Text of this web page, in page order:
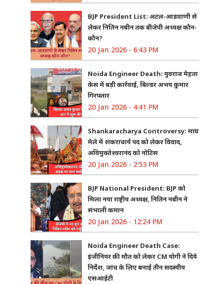
BJP President List: अटल-आडवाणी से
लेकर नितिन नबीन तक बीजेपी अध्यक्ष कौन-
कौन?
20 Jan 2026 - 6:43 PM
Noida Engineer Death: युवराज मेहता
केस में बड़ी कार्रवाई, बिल्डर अभय कुमार
गिरफ्तार
20 Jan 2026 - 4:41 PM
Shankaracharya Controversy: माघ
मेले में शंकराचार्य पद को लेकर विवाद,
अविमुक्तेश्वरानंद को नोटिस
20 Jan 2026 - 2:53 PM
BJP National President: BJP को
मिला नया राष्ट्रीय अध्यक्ष, नितिन नबीन ने
संभाली कमान
20 Jan 2026 - 12:24 PM
Noida Engineer Death Case:
इंजीनियर की मौत को लेकर CM योगी ने दिये
निर्देश, जांच के लिए बनाई तीन सदस्यीय
एसआईटी